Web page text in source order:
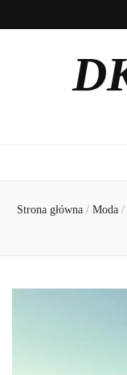
Strona główna / Moda /